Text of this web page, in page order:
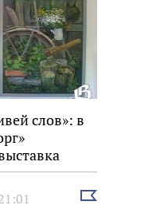
слов»: в
Выбрать